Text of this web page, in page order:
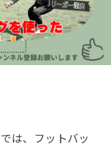
では、フットバッ